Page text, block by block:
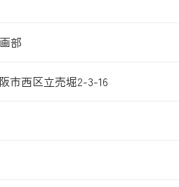
部
市西区立売堀2-3-16